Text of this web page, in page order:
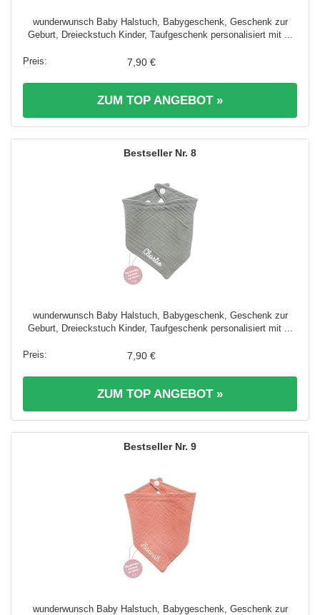
wunderwunsch Baby Halstuch, Babygeschenk, Geschenk zur
Geburt, Dreieckstuch Kinder, Taufgeschenk personalisiert mit ...
7,90 €
ZUM TOP ANGEBOT »
8
wunderwunsch Baby Halstuch, Babygeschenk, Geschenk zur
Geburt, Dreieckstuch Kinder, Taufgeschenk personalisiert mit ...
7,90 €
ZUM TOP ANGEBOT »
9
wunderwunsch Baby Halstuch, Babygeschenk, Geschenk zur